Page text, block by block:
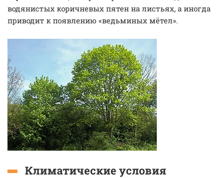
водянистых коричневых пятен на листьях, а иногда
приводит к появлению «ведьминых мётел».
Климатические условия